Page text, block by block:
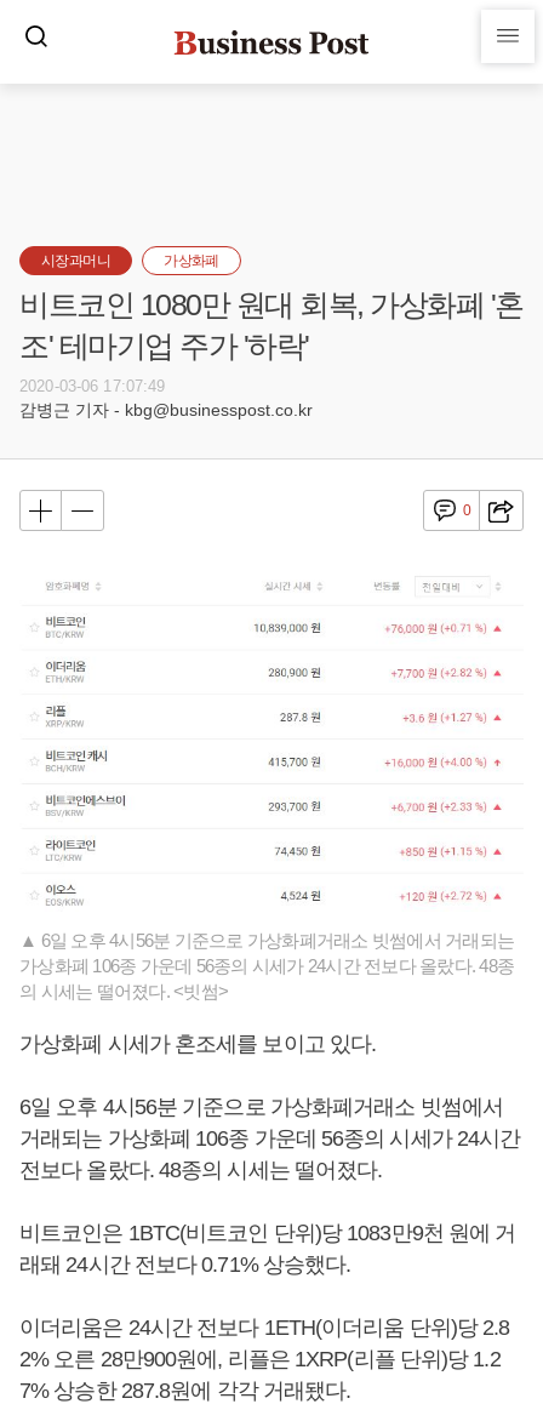
시장과머니 가상화폐
비트코인 1080만 원대 회복, 가상화폐 '혼
조' 테마기업 주가 '하락'
2020-03-06 17:07:49
감병근 기자 - kbg@businesspost.co.kr
0
▲ 6일 오후 4시56분 기준으로 가상화폐거래소 빗썸에서 거래되는
가상화폐 106종 가운데 56종의 시세가 24시간 전보다 올랐다. 48종
의 시세는 떨어졌다. <빗썸>
가상화폐 시세가 혼조세를 보이고 있다.
6일 오후 4시56분 기준으로 가상화폐거래소 빗썸에서
거래되는 가상화폐 106종 가운데 56종의 시세가 24시간
전보다 올랐다. 48종의 시세는 떨어졌다.
비트코인은 1BTC(비트코인 단위)당 1083만9천 원에 거
래돼 24시간 전보다 0.71% 상승했다.
이더리움은 24시간 전보다 1ETH(이더리움 단위)당 2.8
2% 오른 28만900원에, 리플은 1XRP(리플 단위)당 1.2
7% 상승한 287.8원에 각각 거래됐다.